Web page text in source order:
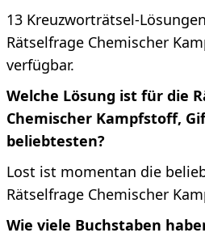
13 Kreuzworträtsel-
Rätselfrage Chemischer
verfügbar.
Welche Lösung ist für die
Chemischer Kampfstoff,
beliebtesten?
Lost ist momentan die
Rätselfrage Chemischer
Wie viele Buchstaben